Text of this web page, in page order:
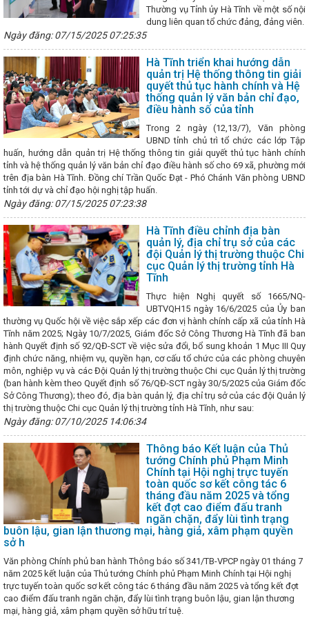
phán lần thứ 2 Hiệp định song phương về thương mại đối ứng
tế ASEAN lần thứ 25
Bám sát 5 nhóm vấn đề theo chỉ đạo của
Kết nối tiêu thụ, đưa sản phẩm Hà Tĩnh vào các hệ thống phân phối
Tĩnh
Đẩy mạnh hoạt động hợp tác đào tạo và phát triển
Công Thương
Sở Công Thương kiểm tra công tác chuẩn bị
Xuân
Ông Nguyễn Doãn Hậu giữ chức Chủ tịch Công đoàn
Khối Văn phòng tổ chức thành công Đại hội Chi bộ điểm
Chủ
ở cho gia đình chính sách ở Hương Sơn
Cách sắp xếp các đơn
Vốn đầu tư toàn xã hội quý I/2024 của Hà Tĩnh tăng cao
Hà Tĩnh thời kỳ 2021 - 2030, tầm nhìn đến năm 2050
Chủ tịch
Bí thư, Chủ tịch nước Trung Quốc Tập Cận Bình
CĐN Công
viên chức, lao động và hoạt động công đoàn năm 2024 đạt nhiều
chức Chào cờ - triển khai công tác tháng 6 năm 2025
Những
hành chính của Hà Tĩnh
Sở Công Thương Hà Tĩnh tổ chức
tại Trung tâm Khuyến Công và Xúc tiến thương mại
trẻ Hà Tĩnh tự hào thương hiệu Việt"
cho khu vực
Tiếp tục hoàn thiện các kế hoạch, đề án phát triển
2026-2030
Sở Công Thương tổ chức Chào cờ - triển khai công
Thương ban hành Chỉ thị về việc tăng cường quản lý, kiểm soát hóa
lĩnh vực công nghiệp
Quy trình kiểm định kỹ thuật an toàn
2025 - Công nghiệp tiếp đà tăng trưởng
CHÀO MỪNG ĐẠI HỘI
Cục Thương mại điện tử & Kinh tế số (Bộ Công Thương) phối hợp
công Lớp đào tạo hỗ trợ doanh nghiệp đẩy mạnh ứng dụng
Khai mạc Lễ hội Cam và các sản phẩm Hà Tĩnh năm 2024
Lịch
30/4 - 1/5 năm 2024
Tích cực hưởng ứng Cuộc thi về Cuộc vận
Việt Nam trong tình hình mới
Thông báo về việc mời báo giá
chức Đề án “Chương trình kết nối tiêu thụ sản phẩm Hà Tĩnh qua
toàn quốc” thuộc Chương trình phát triển thương mại điện tử quốc
Bộ trưởng Bộ Công Thương nhân kỷ niệm 16 năm ngày Thương
Hà Tĩnh tăng 10 bậc về Chỉ số Cải cách hành chính
Hội
tế APEC lần thứ 35
Chủ tịch UBND tỉnh làm việc với Tập đoàn
Quốc
SỞ CÔNG THƯƠNG HÀ TĨNH TIẾP NHẬN GIÁM ĐỐC MỚI
niệm 120 năm Ngày sinh Tổng Bí thư Trần Phú
nhân tiêu biểu
thương mại kết nối giao thương tại Hội chợ Công Thương khu vực
Sở Công thương Hà Tĩnh tích cực triển khai các hạng mục đỡ đầu
Ban Chấp hành Trung ương Đảng khóa XIV
Bí thư Tỉnh ủy Hà
Ban Chấp hành Trung ương Đảng khóa XIV
Trước khi Đại hội
ương Đảng khóa XIV sẽ tiến hành Hội nghị lần thứ nhất.
Kiểm
dầu khí Vũng Áng (PV Oil)
Sở Công Thương tổ chức Chào cờ -
Hà Tĩnh tham gia Chương trình đoàn doanh nghiệp nước
với các địa phương khu vực Bắc Trung Bộ, tại Quảng Trị
Hà
thông tin giải quyết thủ tục hành chính và Hệ thống quản lý văn
Cảng Quốc tế Lào Việt phát động Tháng Công nhân, tháng hành
Ban Thường vụ Tỉnh ủy về một số nội dung liên quan tổ chức
giác trước những website giả mạo cơ quan chức năng để lừa đảo
nghiệp rộng hơn 30 ha
Ban Thường vụ Tỉnh ủy Hà Tĩnh công
Thường vụ Tỉnh ủy Hà Tĩnh về một số nội
dung liên quan tổ chức đảng, đảng viên.
Ngày đăng: 07/15/2025 07:25:35
Hà Tĩnh triển khai hướng dẫn
quản trị Hệ thống thông tin giải
quyết thủ tục hành chính và Hệ
thống quản lý văn bản chỉ đạo,
điều hành số của tỉnh
Trong 2 ngày (12,13/7), Văn phòng
UBND tỉnh chủ trì tổ chức các lớp Tập
huấn, hướng dẫn quản trị Hệ thống thông tin giải quyết thủ tục hành chính
tỉnh và hệ thống quản lý văn bản chỉ đạo điều hành số cho 69 xã, phường mới
trên địa bàn Hà Tĩnh. Đồng chí Trần Quốc Đạt - Phó Chánh Văn phòng UBND
tỉnh tới dự và chỉ đạo hội nghị tập huấn.
Ngày đăng: 07/15/2025 07:23:38
Hà Tĩnh điều chỉnh địa bàn
quản lý, địa chỉ trụ sở của các
đội Quản lý thị trường thuộc Chi
cục Quản lý thị trường tỉnh Hà
Tĩnh
Thực hiện Nghị quyết số 1665/NQ-
UBTVQH15 ngày 16/6/2025 của Ủy ban
thường vụ Quốc hội về việc sắp xếp các đơn vị hành chính cấp xã của tỉnh Hà
Tĩnh năm 2025; Ngày 10/7/2025, Giám đốc Sở Công Thương Hà Tĩnh đã ban
hành Quyết định số 92/QĐ-SCT về việc sửa đổi, bổ sung khoản 1 Mục III Quy
định chức năng, nhiệm vụ, quyền hạn, cơ cấu tổ chức của các phòng chuyên
môn, nghiệp vụ và các Đội Quản lý thị trường thuộc Chi cục Quản lý thị trường
(ban hành kèm theo Quyết định số 76/QĐ-SCT ngày 30/5/2025 của Giám đốc
Sở Công Thương); theo đó, địa bàn quản lý, địa chỉ trụ sở của các đội Quản lý
thị trường thuộc Chi cục Quản lý thị trường tỉnh Hà Tĩnh, như sau:
Ngày đăng: 07/10/2025 14:06:34
Thông báo Kết luận của Thủ
tướng Chính phủ Phạm Minh
Chính tại Hội nghị trực tuyến
toàn quốc sơ kết công tác 6
tháng đầu năm 2025 và tổng
kết đợt cao điểm đấu tranh
ngăn chặn, đẩy lùi tình trạng
buôn lậu, gian lận thương mại, hàng giả, xâm phạm quyền
sở h
Văn phòng Chính phủ ban hành Thông báo số 341/TB-VPCP ngày 01 tháng 7
năm 2025 kết luận của Thủ tướng Chính phủ Phạm Minh Chính tại Hội nghị
trực tuyến toàn quốc sơ kết công tác 6 tháng đầu năm 2025 và tổng kết đợt
cao điểm đấu tranh ngăn chặn, đẩy lùi tình trạng buôn lậu, gian lận thương
mại, hàng giả, xâm phạm quyền sở hữu trí tuệ.